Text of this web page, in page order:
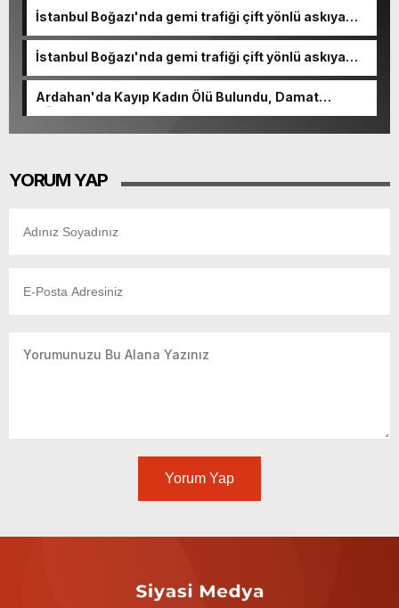
İstanbul Boğazı'nda gemi trafiği çift yönlü askıya
İstanbul Boğazı'nda gemi trafiği çift yönlü askıya
Ardahan'da Kayıp Kadın Ölü Bulundu, Damat
Gözaltında
YORUM YAP
Yorum Yap